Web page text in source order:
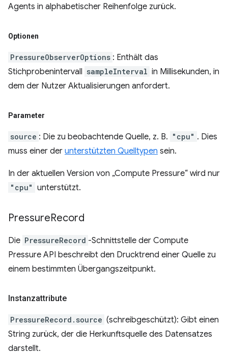
Agents in alphabetischer Reihenfolge zurück.
Optionen
PressureObserverOptions : Enthält das
Stichprobenintervall sampleInterval in Millisekunden, in
dem der Nutzer Aktualisierungen anfordert.
Parameter
source : Die zu beobachtende Quelle, z. B. "cpu" . Dies
muss einer der unterstützten Quelltypen sein.
In der aktuellen Version von „Compute Pressure“ wird nur
"cpu" unterstützt.
PressureRecord
Die PressureRecord -Schnittstelle der Compute
Pressure API beschreibt den Drucktrend einer Quelle zu
einem bestimmten Übergangszeitpunkt.
Instanzattribute
PressureRecord.source (schreibgeschützt): Gibt einen
String zurück, der die Herkunftsquelle des Datensatzes
darstellt.